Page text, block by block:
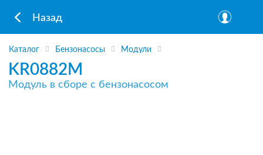
Назад
Каталог Бензонасосы Модули
KR0882M
Модуль в сборе с бензонасосом